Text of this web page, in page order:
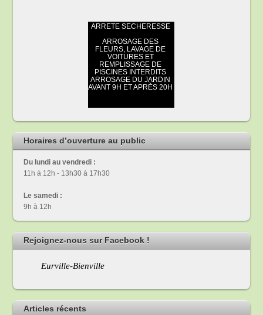
Horaires d’ouverture au public
Du lundi au vendredi :
11h à 12h - 13h30 à 17h30
Le samedi :
9h à 12h
Rejoignez-nous sur Facebook !
Eurville-Bienville
Articles récents